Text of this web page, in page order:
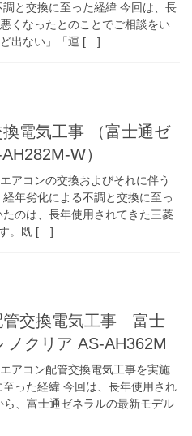
と交換に至った経緯 今回は、長
くなったとのことでご相談をい
出ない」「運 […]
電気工事 （富士通ゼ
W）
アコンの交換およびそれに伴う
年劣化による不調と交換に至っ
のは、長年使用されてきた三菱
。既 […]
管交換電気工事 富士
ノクリア AS-AH362M
アコン配管交換電気工事を実施
った経緯 今回は、長年使用され
、富士通ゼネラルの最新モデル